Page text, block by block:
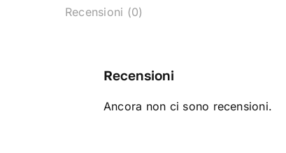
Recensioni (0)
Recensioni
Ancora non ci sono recensioni.